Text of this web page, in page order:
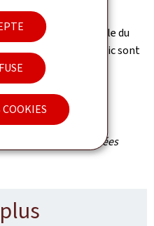
COOKIES
à la fermeture de
heures au préalable du
perturbations du trafic sont
d'après-midi.
consulté sur le site
.
des ponts et chaussées